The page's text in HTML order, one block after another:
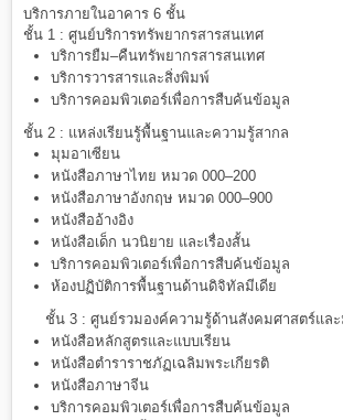
บริการภายในอาคาร 6 ชั้น
ชั้น 1 : ศูนย์บริการทรัพยากรสารสนเทศ
บริการยืม–คืนทรัพยากรสารสนเทศ
บริการวารสารและสิ่งพิมพ์
บริการคอมพิวเตอร์เพื่อการสืบค้นข้อมูล
ชั้น 2 : แหล่งเรียนรู้พื้นฐานและความรู้สากล
มุมอาเซียน
หนังสือภาษาไทย หมวด 000–200
หนังสือภาษาอังกฤษ หมวด 000–900
หนังสืออ้างอิง
หนังสือเด็ก นวนิยาย และเรื่องสั้น
บริการคอมพิวเตอร์เพื่อการสืบค้นข้อมูล
ห้องปฏิบัติการพื้นฐานด้านดิจิทัลมีเดีย
ชั้น 3 : ศูนย์รวมองค์ความรู้ด้านสังคมศาสตร์แล
หนังสือหลักสูตรและแบบเรียน
หนังสือตำราราชภัฏเฉลิมพระเกียรติ
หนังสือภาษาจีน
บริการคอมพิวเตอร์เพื่อการสืบค้นข้อมูล